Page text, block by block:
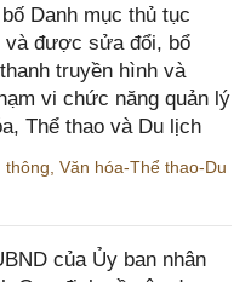
Danh mục thủ tục
và được sửa đổi, bổ
truyền hình và
vi chức năng quản lý
Thể thao và Du lịch
thông Văn hóa-Thể thao-Du
của Ủy ban nhân